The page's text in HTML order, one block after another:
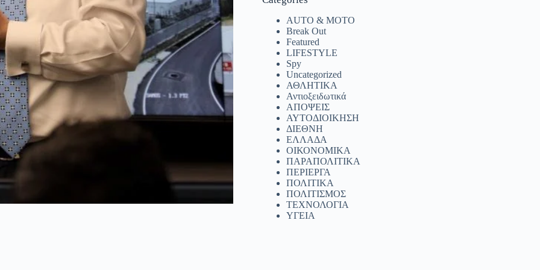
AUTO & MOTO
Break Out
Featured
LIFESTYLE
Spy
Uncategorized
ΑΘΛΗΤΙΚΑ
Αντιοξειδωτικά
ΑΠΟΨΕΙΣ
ΑΥΤΟΔΙΟΙΚΗΣΗ
ΔΙΕΘΝΗ
ΕΛΛΑΔΑ
ΟΙΚΟΝΟΜΙΚΑ
ΠΑΡΑΠΟΛΙΤΙΚΑ
ΠΕΡΙΕΡΓΑ
ΠΟΛΙΤΙΚΑ
ΠΟΛΙΤΙΣΜΟΣ
ΤΕΧΝΟΛΟΓΙΑ
ΥΓΕΙΑ